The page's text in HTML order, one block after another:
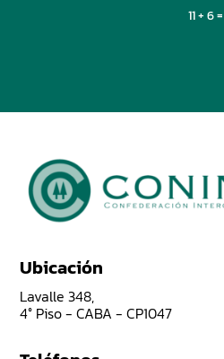
11 + 6=
Ubicación
Lavalle 348,
4° Piso - CABA - CP1047